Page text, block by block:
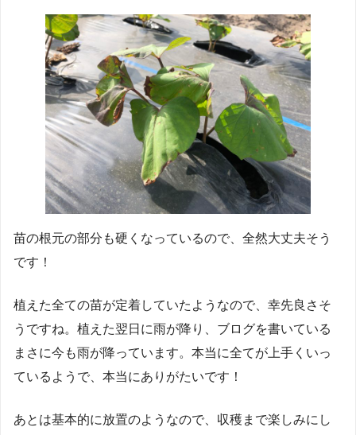
苗の根元の部分も硬くなっているので、全然大丈夫そう
です！
植えた全ての苗が定着していたようなので、幸先良さそ
うですね。植えた翌日に雨が降り、ブログを書いている
まさに今も雨が降っています。本当に全てが上手くいっ
ているようで、本当にありがたいです！
あとは基本的に放置のようなので、収穫まで楽しみにし